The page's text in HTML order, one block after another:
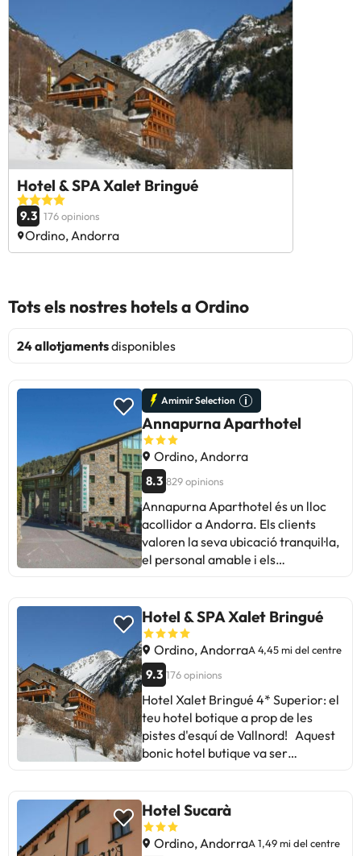
Hotel & SPA Xalet Bringué
9.3 176 opinions
Ordino, Andorra
Tots els nostres hotels a Ordino
24 allotjamentsdisponibles
Amimir Selection
Annapurna Aparthotel
Ordino, Andorra
8.3 829 opinions
Annapurna Aparthotel és un lloc
acollidor a Andorra. Els clients
valoren la seva ubicació tranquil·la,
el personal amable i els
reforma, però en general és un lloc
ideal per descansar i gaudir de la
natura. Perfecte per a famílies i
viatgers que busquen tranquil·litat.
Hotel & SPA Xalet Bringué
Ordino, AndorraA 4,45 mi del centre
9.3 176 opinions
Hotel Xalet Bringué 4* Superior: el
teu hotel botique a prop de les
pistes d'esquí de Vallnord! Aquest
bonic hotel butique va ser
Vall d'Ordino. Cada espai de l'hotel
ha estat cuidat amb detall.
Combina l´encant de les
Hotel Sucarà
Ordino, AndorraA 1,49 mi del centre